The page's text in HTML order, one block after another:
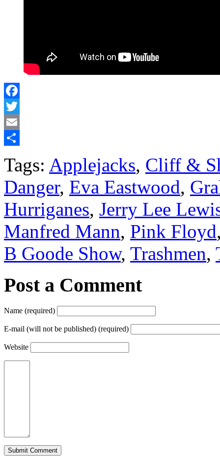
Facebook
Twitter
Email
Tags: Applejacks, Cliff &
Danger, Eva Eastwood,
Hurriganes, Jerry Lee
Manfred Mann, Pink Floyd
B Goode Show, Trashmen,
Post a Comment
Name (required)
E-mail (will not be published) (required)
Website